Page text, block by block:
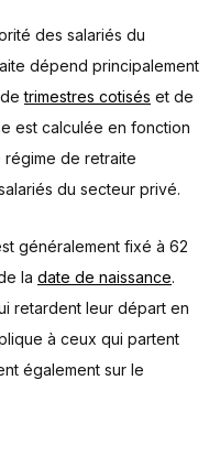
des salariés du
dépend principalement
detrimestres cotisés et de
est calculée en fonction
régime de retraite
du secteur privé.
généralement fixé à 62
la date de naissance.
retardent leur départ en
à ceux qui partent
également sur le